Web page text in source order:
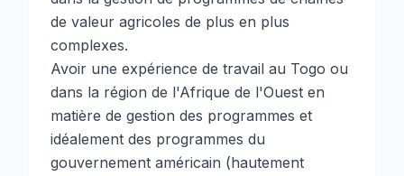
de valeur agricoles de plus en plus
complexes.
Avoir une expérience de travail au Togo ou
dans la région de l'Afrique de l'Ouest en
matière de gestion des programmes et
idéalement des programmes du
gouvernement américain (hautement